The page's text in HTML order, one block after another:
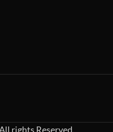
rights Reserved.